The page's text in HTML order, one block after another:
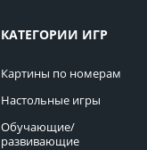
КАТЕГОРИИ ИГР
Картины по номерам
Настольные игры
Обучающие/
развивающие